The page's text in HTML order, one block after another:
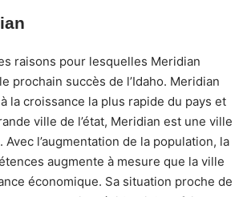
raisons pour lesquelles Meridian
prochain succès de l’Idaho. Meridian
la croissance la plus rapide du pays et
ville de l’état, Meridian est une ville
l’augmentation de la population, la
augmente à mesure que la ville
économique. Sa situation proche de